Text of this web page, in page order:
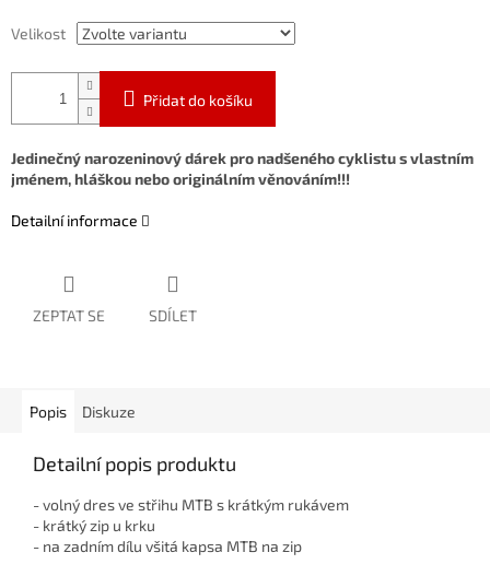
Velikost
Přidat do košíku
Jedinečný narozeninový dárek pro nadšeného cyklistu s vlastním
jménem, hláškou nebo originálním věnováním!!!
Detailní informace
ZEPTAT SE SDÍLET
Popis Diskuze
Detailní popis produktu
- volný dres ve střihu MTB s krátkým rukávem
- krátký zip u krku
- na zadním dílu všitá kapsa MTB na zip